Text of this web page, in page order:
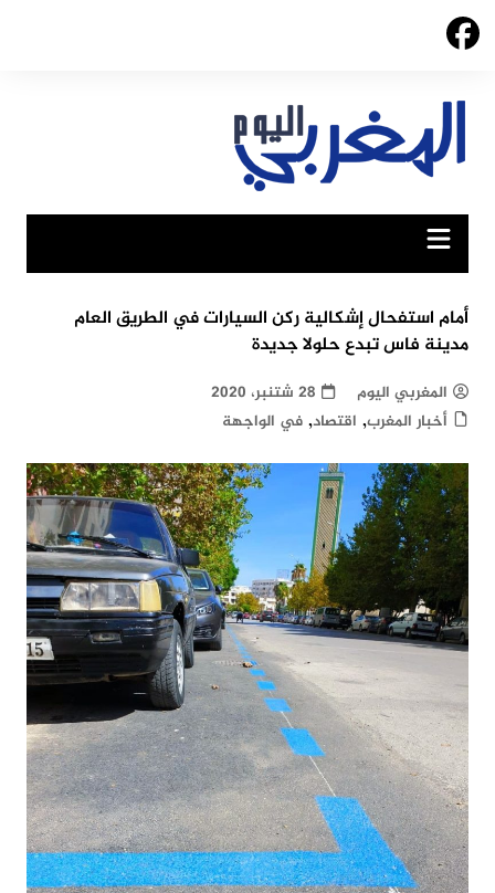
Skip
أمام استفحال إشكالية ركن السيارات في الطريق العام
مدينة فاس تبدع حلولا جديدة
المغربي اليوم
28 شتنبر، 2020
أخبار المغرب, اقتصاد, في الواجهة